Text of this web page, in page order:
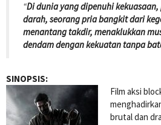
“Di dunia yang dipenuhi
darah, seorang pria bangkit dari
menantang takdir, menaklukkan
dendam dengan kekuatan tanpa
SINOPSIS:
Film aksi
brutal dan